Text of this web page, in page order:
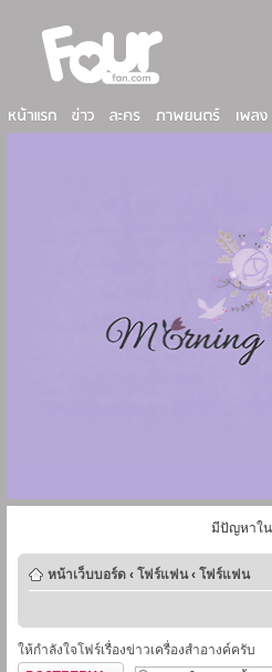
มีปัญหาใน
หน้าเว็บบอร์ด ‹ โฟร์แฟน ‹ โฟร์แฟน
ให้กำลังใจโฟร์เรื่องข่าวเครื่องสำอางค์ครับ